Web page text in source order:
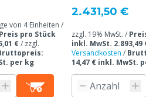
von 4 Einheiten /
Preis pro Stück
€/ zzgl.
per kg
2.431,50 €
zzgl. 19% MwSt. /
inkl. MwSt. 2.893,49
Versandkosten /
14,47 € inkl. MwSt.